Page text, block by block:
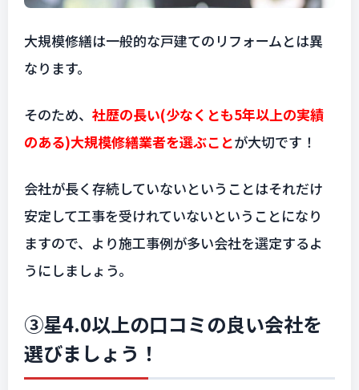
大規模修繕は一般的な戸建てのリフォームとは異
なります。
そのため、 社歴の長い(少なくとも5年以上の実績
のある)大規模修繕業者を選ぶことが大切です！
会社が長く存続していないということはそれだけ
安定して工事を受けれていないということになり
ますので、より施工事例が多い会社を選定するよ
うにしましょう。
③星4.0以上の口コミの良い会社を
選びましょう！